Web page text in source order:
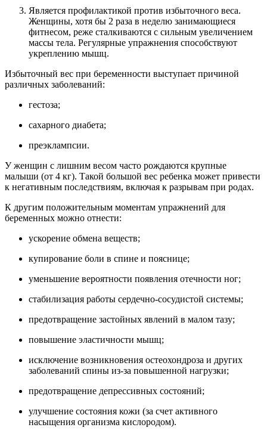
Является профилактикой против избыточного веса.
Женщины, хотя бы 2 раза в неделю занимающиеся
фитнесом, реже сталкиваются с сильным увеличением
массы тела. Регулярные упражнения способствуют
укреплению мышц.
Избыточный вес при беременности выступает причиной
различных заболеваний:
гестоза;
сахарного диабета;
преэклампсии.
У женщин с лишним весом часто рождаются крупные
малыши (от 4 кг). Такой большой вес ребенка может привести
к негативным последствиям, включая к разрывам при родах.
К другим положительным моментам упражнений для
беременных можно отнести:
ускорение обмена веществ;
купирование боли в спине и пояснице;
уменьшение вероятности появления отечности ног;
стабилизация работы сердечно-сосудистой системы;
предотвращение застойных явлений в малом тазу;
повышение эластичности мышц;
исключение возникновения остеохондроза и других
заболеваний спины из-за повышенной нагрузки;
предотвращение депрессивных состояний;
улучшение состояния кожи (за счет активного
насыщения организма кислородом).